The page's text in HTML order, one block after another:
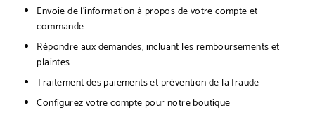
Envoie de l’information à propos de votre compte et
commande
Répondre aux demandes, incluant les remboursements et
plaintes
Traitement des paiements et prévention de la fraude
Configurez votre compte pour notre boutique